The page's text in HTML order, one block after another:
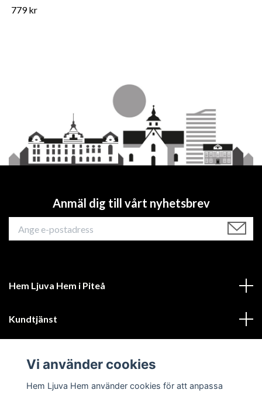
779 kr
Anmäl dig till vårt nyhetsbrev
Hem Ljuva Hem i Piteå
Kundtjänst
Sociala medier
Vi använder cookies
Hem Ljuva Hem använder cookies för att anpassa